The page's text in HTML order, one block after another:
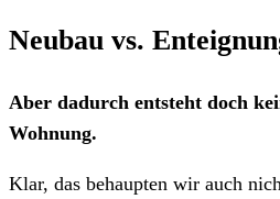
Neubau vs.
Aber dadurch entsteht doch
Wohnung.
Klar, das behaupten wir auch